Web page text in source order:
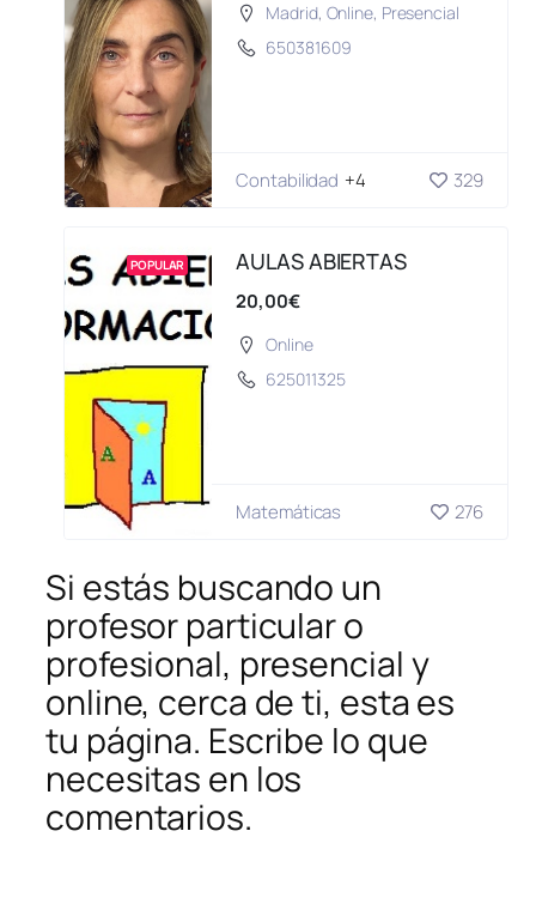
Madrid, Online, Presencial
650381609
Contabilidad +4 329
POPULAR AULAS ABIERTAS
20,00€
Online
625011325
Matemáticas 276
Si estás buscando un
profesor particular o
profesional, presencial y
online, cerca de ti, esta es
tu página. Escribe lo que
necesitas en los
comentarios.